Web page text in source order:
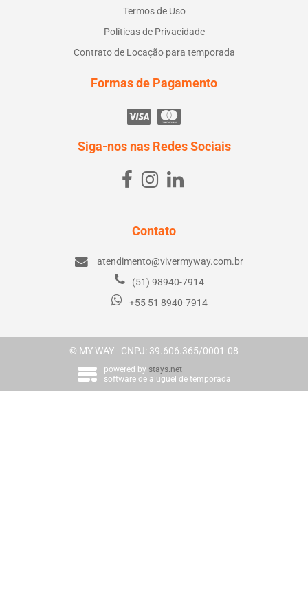
Termos de Uso
Políticas de Privacidade
Contrato de Locação para temporada
Formas de Pagamento
Siga-nos nas Redes Sociais
Contato
atendimento@vivermyway.com.br
(51) 98940-7914
+55 51 8940-7914
© MY WAY - CNPJ: 39.606.365/0001-08
powered by stays.net
software de aluguel de temporada